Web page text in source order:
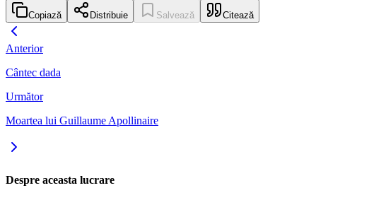
Copiază Distribuie Salvează Citează
Anterior
Cântec dada
Următor
Moartea lui Guillaume Apollinaire
Despre aceasta lucrare